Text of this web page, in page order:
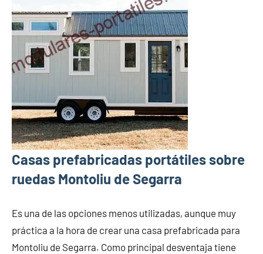
Casas prefabricadas portátiles sobre
ruedas Montoliu de Segarra
Es una de las opciones menos utilizadas, aunque muy
práctica a la hora de crear una casa prefabricada para
Montoliu de Segarra. Como principal desventaja tiene